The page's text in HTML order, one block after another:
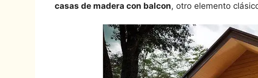
casas de madera con balcon, otro elemento